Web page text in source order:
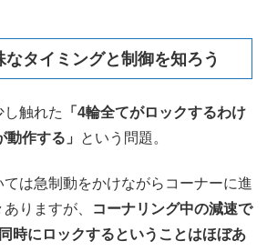
タイミングと制御を知ろう
触れた
「4輪全てがロックするわけ
作する」
という問題。
は急制動をかけながらコーナーに進
りますが、
コーナリング中の減速で
時にロックするということはほぼあ